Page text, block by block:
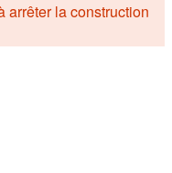
arrêter la construction